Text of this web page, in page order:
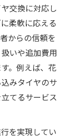
交換に対応し
柔軟に応える
からの信頼を
いや追加費用
。例えば、花
みタイヤのサ
てるサービス
を実現してい